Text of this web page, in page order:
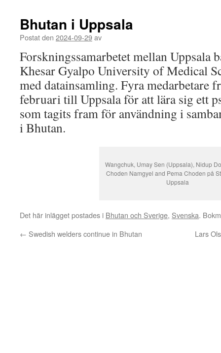
Bhutan i Uppsala
Postat den 2024-09-29av
Forskningssamarbetet mellan Uppsala
Khesar Gyalpo University of Medical
med datainsamling. Fyra medarbetare
februari till Uppsala för att lära sig ett
som tagits fram för användning i
i Bhutan.
Wangchuk, Umay Sen (Uppsala), Nidup
Choden Namgyel and Pema Choden på
Uppsala
Det här inlägget postades i Bhutan och Sverige, Svenska.
← Swedish welders continue in Bhutan Lars